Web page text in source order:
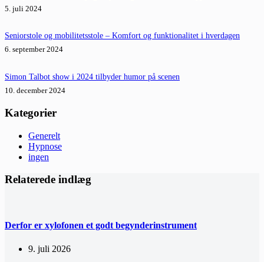
5. juli 2024
Seniorstole og mobilitetsstole – Komfort og funktionalitet i hverdagen
6. september 2024
Simon Talbot show i 2024 tilbyder humor på scenen
10. december 2024
Kategorier
Generelt
Hypnose
ingen
Relaterede indlæg
Derfor er xylofonen et godt begynderinstrument
9. juli 2026